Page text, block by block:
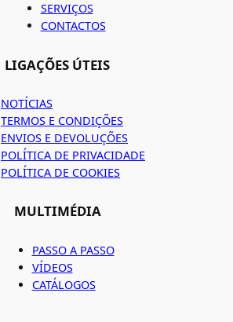
SERVIÇOS
CONTACTOS
LIGAÇÕES ÚTEIS
NOTÍCIAS
TERMOS E CONDIÇÕES
ENVIOS E DEVOLUÇÕES
POLÍTICA DE PRIVACIDADE
POLÍTICA DE COOKIES
MULTIMÉDIA
PASSO A PASSO
VÍDEOS
CATÁLOGOS